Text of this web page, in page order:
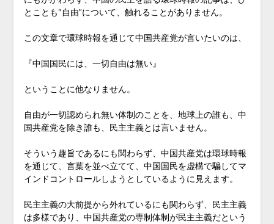
とことも“自由”について、触れることがありません。
この文章で環球時報を通じて中国共産党が言いたいのは、
『中国国民には、一切自由は無い』
ということに他なりません。
自由が一切認められ無い体制のことを、地球上の誰も、中
国共産党を除き誰も、民主主義とは言いません。
そういう趣旨であるにも関わらず、中国共産党は環球時報
を通じて、言葉を並べ立てて、中国国民を虚構で騙してマ
インドコントロールしようとしているように見えます。
民主主義の大前提から外れているにも関わらず、民主主義
は多様であり、中国共産党の専制体制が民主主義だという